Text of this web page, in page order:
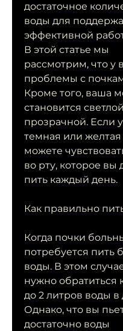
достаточное
воды для
эффективной
В этой статье мы
рассмотрим, что у
проблемы с
Кроме того, ваша
становится
прозрачной. Если
темная или
можете
во рту, которое вы
пить каждый день.
Как правильно
Когда почки
потребуется пить
воды. В этом
нужно обратиться
до 2 литров воды в
Однако, что вы
достаточно воды